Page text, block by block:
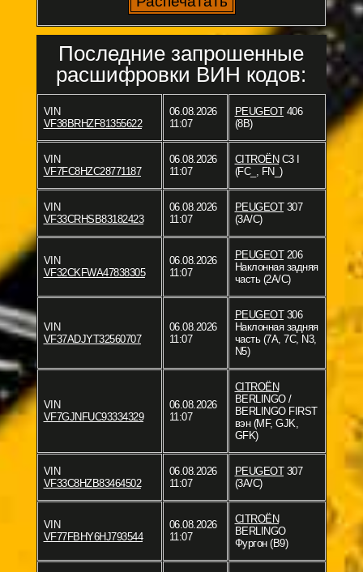
Последние запрошенные
расшифровки ВИН кодов:
VIN
VF38BRHZF81355622
06.08.2026
11:07
PEUGEOT406
(8B)
VIN
VF7FC8HZC28771187
06.08.2026
11:07
CITROËN C3 I
(FC_, FN_)
VIN
VF33CRHSB83182423
06.08.2026
11:07
PEUGEOT307
(3A/C)
VIN
VF32CKFWA47838305
06.08.2026
11:07
PEUGEOT206
Наклонная задняя
часть (2A/C)
VIN
VF37ADJYT32560707
06.08.2026
11:07
PEUGEOT306
Наклонная задняя
часть (7A, 7C, N3,
N5)
VIN
VF7GJNFUC93334329
06.08.2026
11:07
CITROËN
BERLINGO /
BERLINGO FIRST
вэн (MF, GJK,
GFK)
VIN
VF33C8HZB83464502
06.08.2026
11:07
PEUGEOT307
(3A/C)
VIN
VF77FBHY6HJ793544
06.08.2026
11:07
CITROËN
BERLINGO
Фургон (B9)